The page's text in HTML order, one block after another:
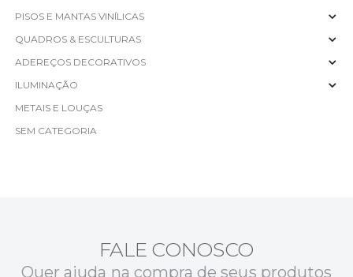
PISOS E MANTAS VINÍLICAS
QUADROS & ESCULTURAS
ADEREÇOS DECORATIVOS
ILUMINAÇÃO
METAIS E LOUÇAS
SEM CATEGORIA
FALE CONOSCO
Quer ajuda na compra de seus produtos